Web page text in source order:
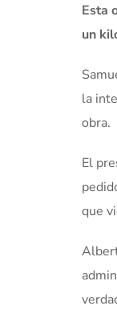
Esta
un
la
obra.
El
que